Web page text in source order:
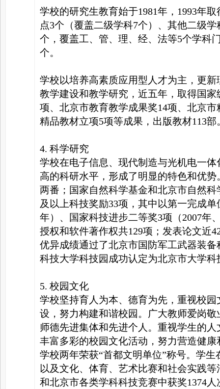
学校的研究生教育始于1981年，1993年
点3个（覆盖二级学科7个）、其他二级
个，覆盖工、管、理、经、法等5个学科
个。
学校以培养高素质应用型人才为主，更
教学建设和教学研究，近五年，取得国
项、北京市教育教学成果奖14项、北京
精品教材立项5项等成果，出版教材113部
4. 科学研究
学校在电子信息、现代制造与光机电一
高的科研水平，形成了明显的特色和优
两番；国家自然科学基金和北京市自然
及以上科技奖励33项，其中以第一完成
年）、国家科技进步二等奖3项（2007年
授权和软件著作权共129项；发表论文近
优异成绩通过了北京市国防军工武器装
科技大学科技园成功认定为北京市大学科
5. 校园文化
学校坚持育人为本、德育为先，重视校
设，努力构建和谐校园。广大教师爱岗
师德先进集体和先进个人。重视学生的
丰富多彩的校园文化活动，努力营造健
学校两年荣获“首都文明单位”称号。学
以及文化、体育、艺术比赛和社会实践
和北京市各类学科科技竞赛中获奖1374